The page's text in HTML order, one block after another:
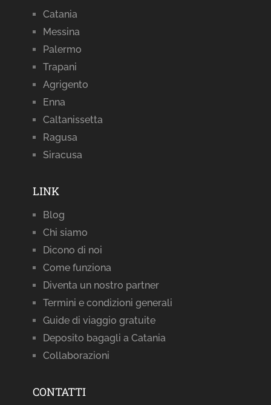
Catania
Messina
Palermo
Trapani
Agrigento
Enna
Caltanissetta
Ragusa
Siracusa
LINK
Blog
Chi siamo
Dicono di noi
Come funziona
Diventa un nostro partner
Termini e condizioni generali
Guide di viaggio gratuite
Deposito bagagli a Catania
Collaborazioni
CONTATTI